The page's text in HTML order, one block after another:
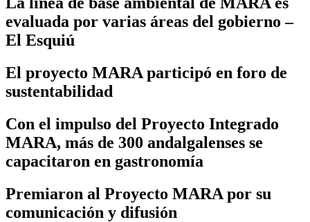
evaluada por varias áreas del gobierno –
El Esquiú
El proyecto MARA participó en foro de
sustentabilidad
Con el impulso del Proyecto Integrado
MARA, más de 300 andalgalenses se
capacitaron en gastronomía
Premiaron al Proyecto MARA por su
comunicación y difusión